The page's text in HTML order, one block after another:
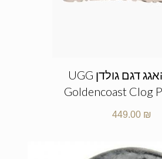
סנדל האגג דגם גולדן UGG
Goldencoast Clog
449.00 ₪